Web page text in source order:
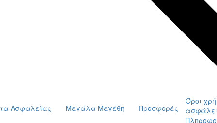
Ασφαλείας Μεγάλα Μεγέθη Προσφορές
Όροι